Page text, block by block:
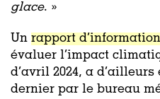
glace. »
Un rapport d’information
évaluer l’impact
d’avril 2024, a
dernier par le bureau